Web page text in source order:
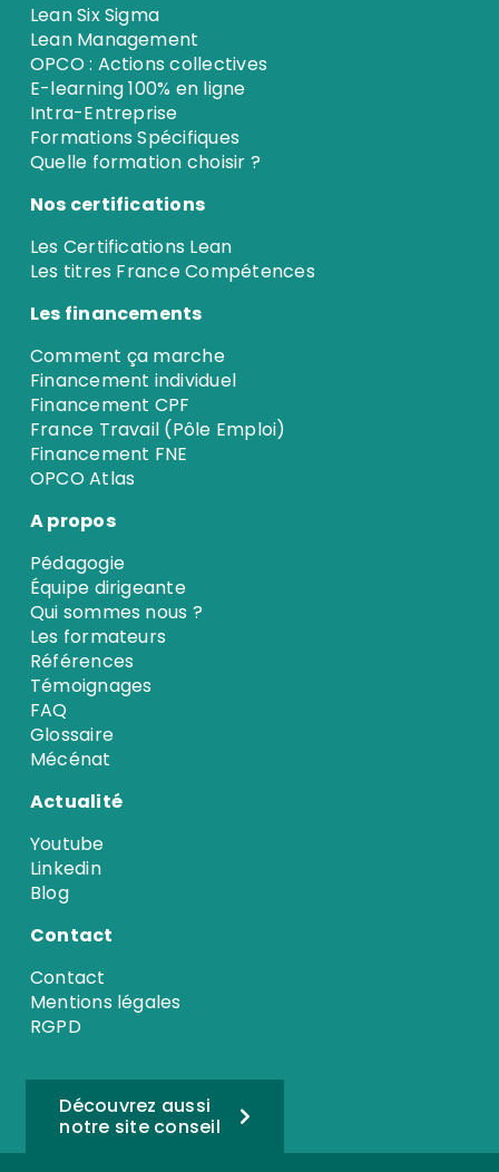
Lean Six Sigma
Lean Management
OPCO : Actions collectives
E-learning 100% en ligne
Intra-Entreprise
Formations Spécifiques
Quelle formation choisir ?
Nos certifications
Les Certifications Lean
Les titres France Compétences
Les financements
Comment ça marche
Financement individuel
Financement CPF
France Travail (Pôle Emploi)
Financement FNE
OPCO Atlas
A propos
Pédagogie
Équipe dirigeante
Qui sommes nous ?
Les formateurs
Références
Témoignages
FAQ
Glossaire
Mécénat
Actualité
Youtube
Linkedin
Blog
Contact
Contact
Mentions légales
RGPD
Découvrez aussi
notre site conseil